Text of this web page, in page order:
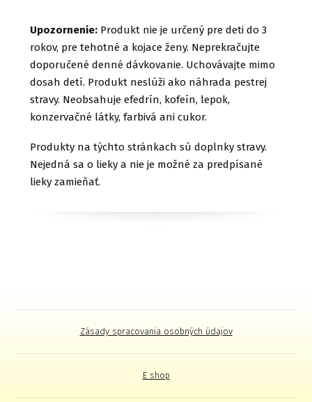
Upozornenie:Produkt nie je určený pre deti do 3
rokov, pre tehotné a kojace ženy. Neprekračujte
doporučené denné dávkovanie. Uchovávajte mimo
dosah detí. Produkt neslúži ako náhrada pestrej
stravy. Neobsahuje efedrín, kofeín, lepok,
konzervačné látky, farbivá ani cukor.
Produkty na týchto stránkach sú doplnky stravy.
Nejedná sa o lieky a nie je možné za predpísané
lieky zamieňať.
Zásady spracovania osobných údajov
E shop